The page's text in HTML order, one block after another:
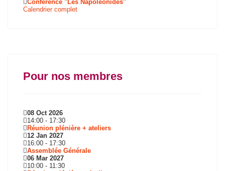
Conférence "Les Napoléonides"
Calendrier complet
Pour nos membres
08 Oct 2026
14:00 - 17:30
Réunion plénière + ateliers
12 Jan 2027
16:00 - 17:30
Assemblée Générale
06 Mar 2027
10:00 - 11:30